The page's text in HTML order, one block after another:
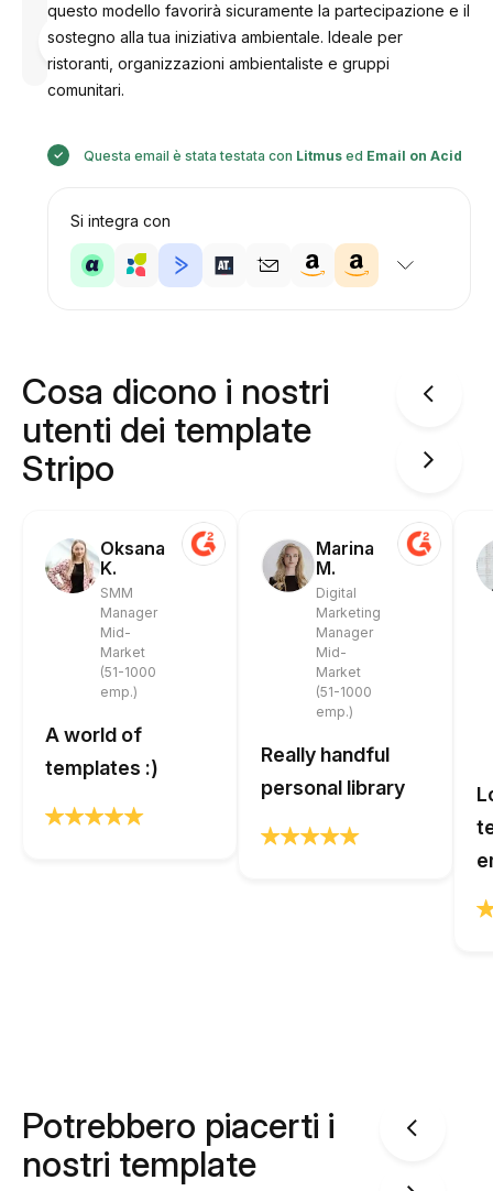
da
Anastasiia
questo modello favorirà sicuramente la partecipazione e il
sostegno alla tua iniziativa ambientale. Ideale per
ristoranti, organizzazioni ambientaliste e gruppi
comunitari.
Questa email è stata testata con Litmus ed Email on Acid
Si integra con
Cosa dicono i nostri
utenti dei template
Stripo
Oksana
K.
SMM
Manager
Mid-
Market
(51-1000
emp.)
A world of
templates :)
Marina
M.
Digital
Marketing
Manager
Mid-
Market
(51-1000
emp.)
Really handful
personal library
Potrebbero piacerti i
nostri template